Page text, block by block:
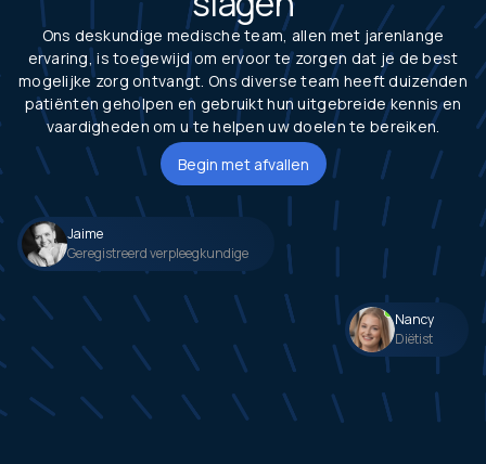
Ons deskundige medische team, allen met jarenlange
ervaring, is toegewijd om ervoor te zorgen dat je de best
mogelijke zorg ontvangt. Ons diverse team heeft duizenden
patiënten geholpen en gebruikt hun uitgebreide kennis en
vaardigheden om u te helpen uw doelen te bereiken.
Begin met afvallen
Nancy
Diëtist
Jaime
Geregistreerd verpleegkundige